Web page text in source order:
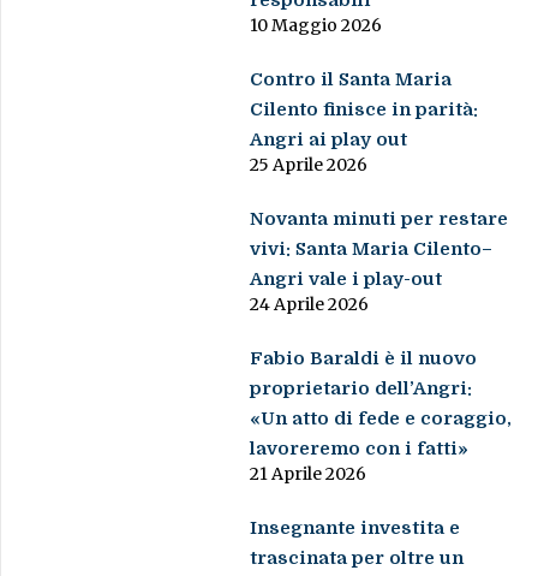
10 Maggio 2026
Contro il Santa Maria
Cilento finisce in parità:
Angri ai play out
25 Aprile 2026
Novanta minuti per restare
vivi: Santa Maria Cilento–
Angri vale i play-out
24 Aprile 2026
Fabio Baraldi è il nuovo
proprietario dell’Angri:
«Un atto di fede e coraggio,
lavoreremo con i fatti»
21 Aprile 2026
Insegnante investita e
trascinata per oltre un